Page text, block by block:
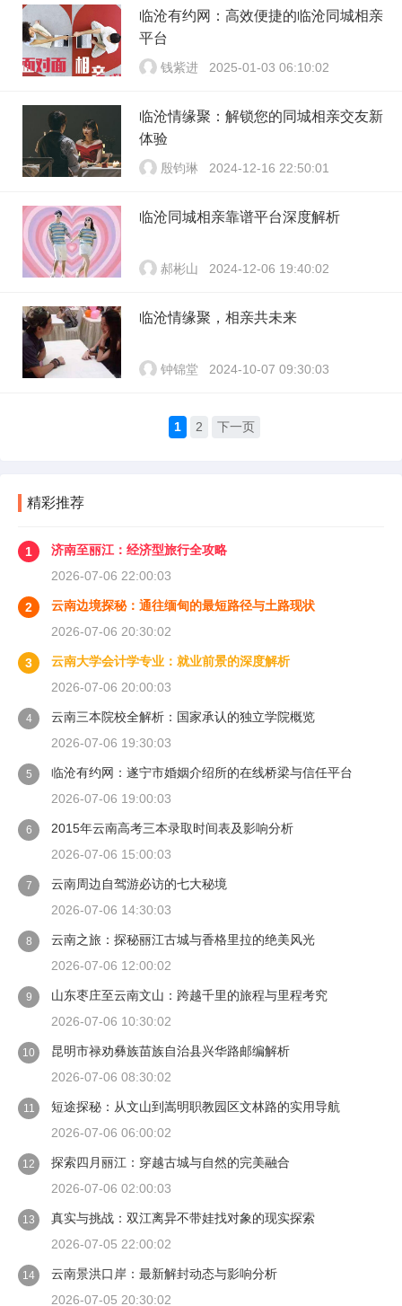
临沧有约网：高效便捷的临沧同城相亲
平台
钱紫进 2025-01-03 06:10:02
临沧情缘聚：解锁您的同城相亲交友新
体验
殷钧琳 2024-12-16 22:50:01
临沧同城相亲靠谱平台深度解析
郝彬山 2024-12-06 19:40:02
临沧情缘聚，相亲共未来
钟锦堂 2024-10-07 09:30:03
1 2 下一页
精彩推荐
1
济南至丽江：经济型旅行全攻略
2026-07-06 22:00:03
2
云南边境探秘：通往缅甸的最短路径与土路现状
2026-07-06 20:30:02
3
云南大学会计学专业：就业前景的深度解析
2026-07-06 20:00:03
4
云南三本院校全解析：国家承认的独立学院概览
2026-07-06 19:30:03
5
临沧有约网：遂宁市婚姻介绍所的在线桥梁与信任平台
2026-07-06 19:00:03
6
2015年云南高考三本录取时间表及影响分析
2026-07-06 15:00:03
7
云南周边自驾游必访的七大秘境
2026-07-06 14:30:03
8
云南之旅：探秘丽江古城与香格里拉的绝美风光
2026-07-06 12:00:02
9
山东枣庄至云南文山：跨越千里的旅程与里程考究
2026-07-06 10:30:02
10
昆明市禄劝彝族苗族自治县兴华路邮编解析
2026-07-06 08:30:02
11
短途探秘：从文山到嵩明职教园区文林路的实用导航
2026-07-06 06:00:02
12
探索四月丽江：穿越古城与自然的完美融合
2026-07-06 02:00:03
13
真实与挑战：双江离异不带娃找对象的现实探索
2026-07-05 22:00:02
14
云南景洪口岸：最新解封动态与影响分析
2026-07-05 20:30:02